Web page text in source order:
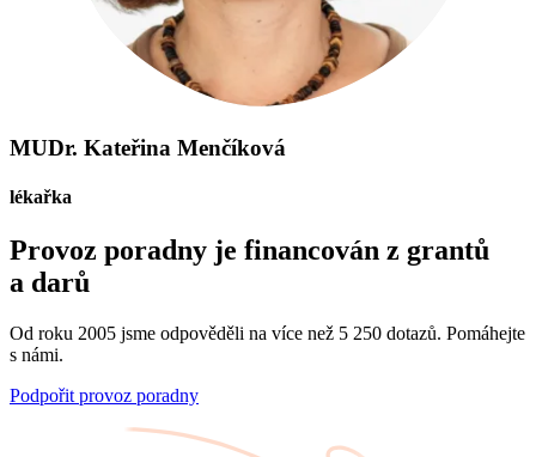
MUDr. Kateřina Menčíková
lékařka
Provoz poradny je financován z grantů
a darů
Od roku 2005 jsme odpověděli na více než 5 250 dotazů. Pomáhejte
s námi.
Podpořit provoz poradny